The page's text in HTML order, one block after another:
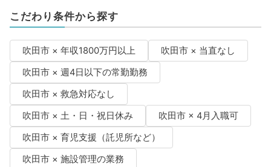
こだわり条件から探す
吹田市 × 年収1800万円以上
吹田市 × 当直なし
吹田市 × 週4日以下の常勤勤務
吹田市 × 救急対応なし
吹田市 × 土・日・祝日休み
吹田市 × 4月入職可
吹田市 × 育児支援（託児所など）
吹田市 × 施設管理の業務